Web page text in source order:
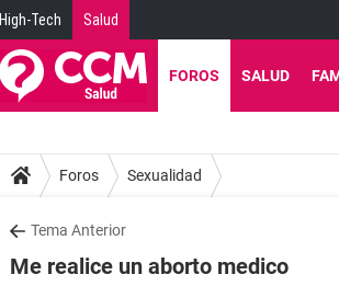
High-Tech Salud
FOROS SALUD
Foros Sexualidad
Tema Anterior
Me realice un aborto medico